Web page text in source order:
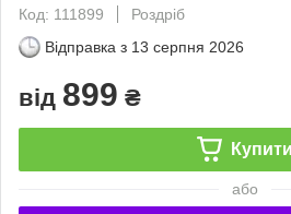
Код: 111899
Роздріб
Відправка з 13 серпня 2026
від 899 ₴
Купити
або